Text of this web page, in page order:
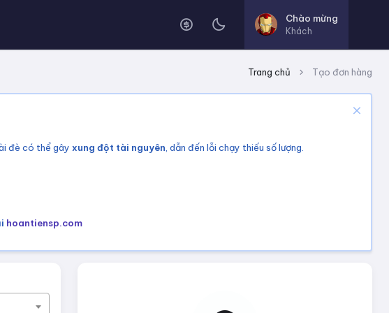
Chào mừng
Khách
Trang chủ Tạo đơn hàng
đè có thể gây xung đột tài nguyên , dẫn đến lỗi chạy thiếu số lượng.
hoantiensp.com